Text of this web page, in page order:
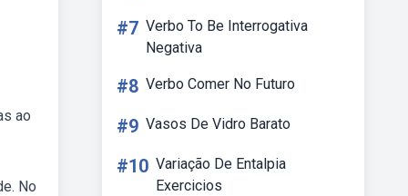
ao
No
#7 Verbo To Be Interrogativa
Negativa
#8 Verbo Comer No Futuro
#9 Vasos De Vidro Barato
#10 Variação De Entalpia
Exercicios